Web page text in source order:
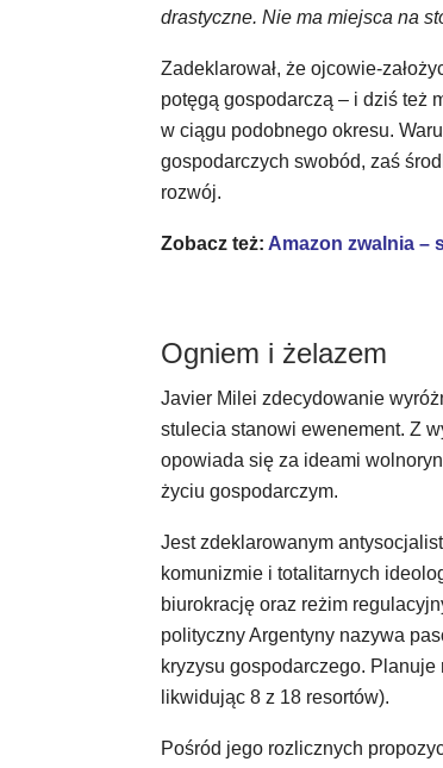
drastyczne. Nie ma miejsca na
Zadeklarował, że ojcowie-
potęgą gospodarczą – i dziś też
w ciągu podobnego okresu.
gospodarczych swobód, zaś
rozwój.
Zobacz też: Amazon zwalnia –
Ogniem i żelazem
Javier Milei zdecydowanie
stulecia stanowi ewenement. Z
opowiada się za ideami
życiu gospodarczym.
Jest zdeklarowanym
komunizmie i totalitarnych
biurokrację oraz reżim
polityczny Argentyny nazywa
kryzysu gospodarczego.
likwidując 8 z 18 resortów).
Pośród jego rozlicznych